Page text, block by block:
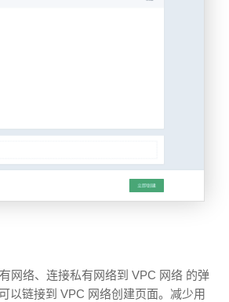
网络、连接私有网络到 VPC 网络 的弹
以链接到 VPC 网络创建页面。减少用